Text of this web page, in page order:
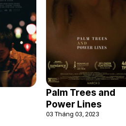
Palm Trees and
Power Lines
03 Tháng 03, 2023